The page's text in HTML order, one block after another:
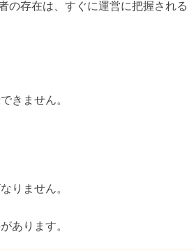
の存在は、すぐに運営に把握される
きません。
りません。
あります。